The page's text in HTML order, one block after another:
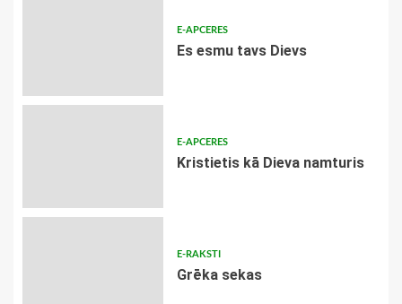
E-APCERES
Es esmu tavs Dievs
E-APCERES
Kristietis kā Dieva namturis
E-RAKSTI
Grēka sekas